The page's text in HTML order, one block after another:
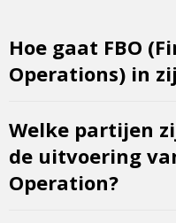
Hoe gaat FBO
Operations) in
Welke partijen
de uitvoering
Operation?